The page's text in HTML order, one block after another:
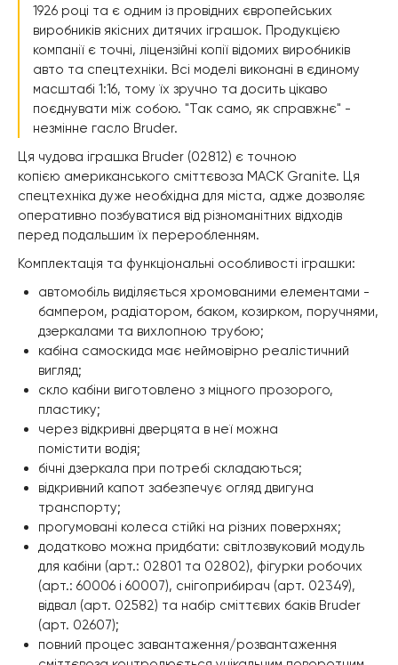
1926 році та є одним із провідних європейських
виробників якісних дитячих іграшок. Продукцією
компанії є точні, ліцензійні копії відомих виробників
авто та спецтехніки. Всі моделі виконані в єдиному
масштабі 1:16, тому їх зручно та досить цікаво
поєднувати між собою. "Так само, як справжнє" -
незмінне гасло Bruder.
Ця чудова іграшка Bruder (02812) є точною
копією американського сміттєвоза MACK Granite. Ця
спецтехніка дуже необхідна для міста, адже дозволяє
оперативно позбуватися від різноманітних відходів
перед подальшим їх переробленням.
Комплектація та функціональні особливості іграшки:
автомобіль виділяється хромованими елементами -
бампером, радіатором, баком, козирком, поручнями,
дзеркалами та вихлопною трубою;
кабіна самоскида має неймовірно реалістичний
вигляд;
скло кабіни виготовлено з міцного прозорого,
пластику;
через відкривні дверцята в неї можна
помістити водія;
бічні дзеркала при потребі складаються;
відкривний капот забезпечує огляд двигуна
транспорту;
прогумовані колеса стійкі на різних поверхнях;
додатково можна придбати: світлозвуковий модуль
для кабіни (арт.: 02801 та 02802), фігурки робочих
(арт.: 60006 і 60007), снігоприбирач (арт. 02349),
відвал (арт. 02582) та набір сміттєвих баків Bruder
(арт. 02607);
повний процес завантаження/розвантаження